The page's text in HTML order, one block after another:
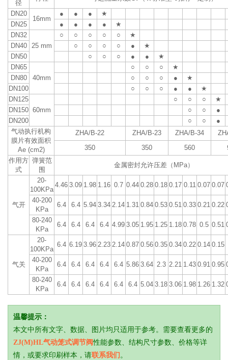
径
DN20
16mm
● ● ●
★
DN25
● ● ● ●
★
DN32
25 mm
○ ○ ○ ○ ○
★
DN40
○ ○ ○ ○ ●
★
DN50
○ ○ ○ ● ●
★
DN65
40mm
○ ○ ○
★
DN80
○ ○ ○ ●
★
DN100
○ ○ ○ ● ●
★
DN125
60mm
○ ○ ○
★
DN150
○ ○
●
DN200
○ ○
●
气动执行机构
膜片有效面积
Ae (cm2)
ZHA/B-22 ZHA/B-23 ZHA/B-34
350
350 560
作用方
式
弹簧范
围
金属密封允许压差（MPa）
气开
20-
100KPa
4.46 3.09 1.98 1.16 0.7 0.44 0.28 0.18 0.17 0.11 0.07 0.07
40-200
KPa
6.4 6.4 5.94 3.34 2.14 1.31 0.84 0.53 0.51 0.33 0.21 0.22
80-240
KPa
6.4 6.4 6.4 6.4 4.99 3.05 1.95 1.25 1.18 0.78 0.5 0.51
气关
20-
100KPa
6.4 6.19 3.96 2.23 2.14 0.87 0.56 0.35 0.34 0.22 0.14 0.15
40-200
KPa
6.4 6.4 6.4 6.4 6.4 5.86 3.64 2.3 2.21 1.43 0.91 0.95
80-240
KPa
6.4 6.4 6.4 6.4 6.4 6.4 5.04 3.18 3.06 1.98 1.26 1.32
温馨提示：
本文中所有文字、数据、图片均只适用于参考。需要查看更多的
ZJ(M)HL气动笼式调节阀性能参数、结构尺寸参数、价格等详
情，或要求印刷样本，请联系我们 。